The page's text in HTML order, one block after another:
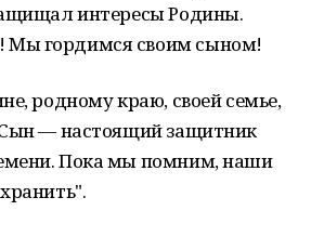
интересы Родины.
Мы гордимся своим сыном!
родному краю, своей семье,
Сын — настоящий защитник
Пока мы помним, наши